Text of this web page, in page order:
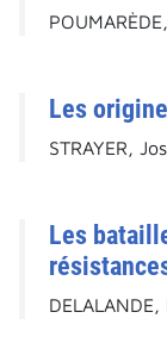
Les
STRAYER,
Les